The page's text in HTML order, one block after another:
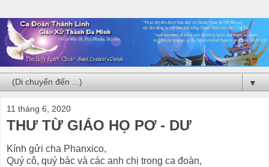
▼
11 tháng 6, 2020
THƯ TỪ GIÁO HỌ PƠ - DƯ
Kính gửi cha Phanxico,
Quý cô, quý bác và các anh chị trong ca đoàn,